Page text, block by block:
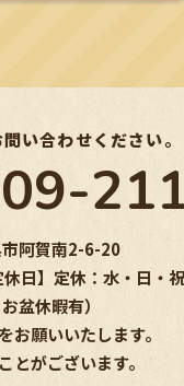
い合わせください。
阿賀南2-6-20
日】定休：水・日・祝
盆休暇有）
お願いいたします。
とがございます。